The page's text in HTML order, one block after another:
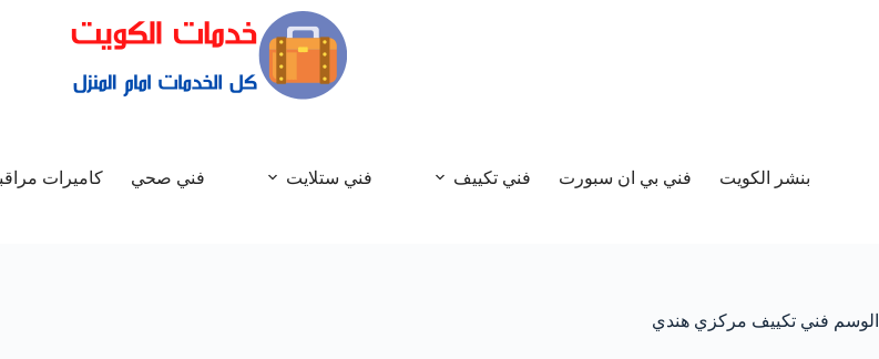
بنشر الكويت فني بي ان سبورت فني تكييف فني ستلايت فني صحي كاميرات
الوسم فني تكييف مركزي هندي